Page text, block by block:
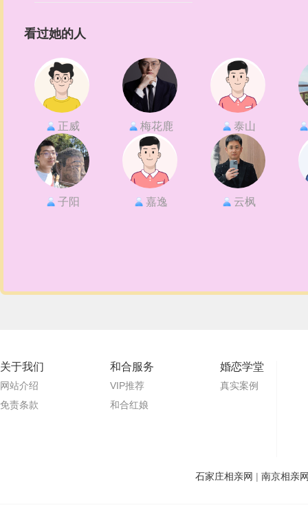
看过她的人
正威 梅花鹿 泰山
子阳 嘉逸 云枫
关于我们
网站介绍
免责条款
和合服务
VIP推荐
和合红娘
婚恋学堂
真实案例
石家庄相亲网 | 南京相亲